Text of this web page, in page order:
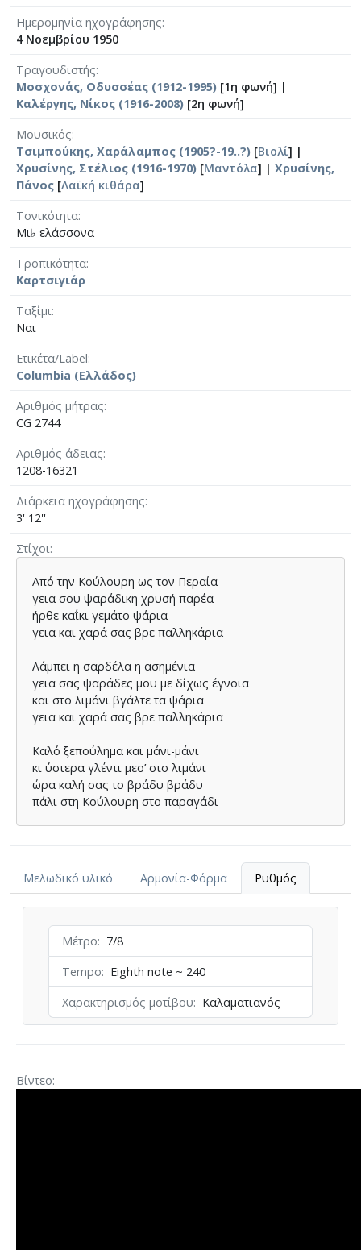
Ημερομηνία ηχογράφησης
4 Νοεμβρίου 1950
Τραγουδιστής
Μοσχονάς, Οδυσσέας (1912-1995) [1η φωνή] |
Καλέργης, Νίκος (1916-2008) [2η φωνή]
Μουσικός
Τσιμπούκης, Χαράλαμπος (1905?-19..?) [Βιολί] |
Χρυσίνης, Στέλιος (1916-1970) [Μαντόλα] | Χρυσίνης,
Πάνος [Λαϊκή κιθάρα]
Τονικότητα
Μι♭ ελάσσονα
Τροπικότητα
Καρτσιγιάρ
Ταξίμι
Ναι
Ετικέτα/Label
Columbia (Ελλάδος)
Αριθμός μήτρας
CG 2744
Αριθμός άδειας
1208-16321
Διάρκεια ηχογράφησης
3' 12''
Στίχοι
Από την Κούλουρη ως τον Περαία
γεια σου ψαράδικη χρυσή παρέα
ήρθε καΐκι γεμάτο ψάρια
γεια και χαρά σας βρε παλληκάρια
Λάμπει η σαρδέλα η ασημένια
γεια σας ψαράδες μου με δίχως έγνοια
και στο λιμάνι βγάλτε τα ψάρια
γεια και χαρά σας βρε παλληκάρια
Καλό ξεπούλημα και μάνι-μάνι
κι ύστερα γλέντι μεσ’ στο λιμάνι
ώρα καλή σας το βράδυ βράδυ
πάλι στη Κούλουρη στο παραγάδι
Μελωδικό υλικό Αρμονία-Φόρμα Ρυθμός
Μέτρο
7/8
Tempo
Eighth note ~ 240
Χαρακτηρισμός μοτίβου
Καλαματιανός
Βίντεο